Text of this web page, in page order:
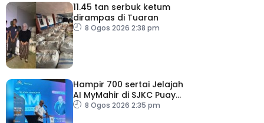
11.45 tan serbuk ketum
dirampas di Tuaran
8 Ogos 2026 2:38 pm
Hampir 700 sertai Jelajah
AI MyMahir di SJKC Puay
Chai 2, terbesar setakat
8 Ogos 2026 2:35 pm